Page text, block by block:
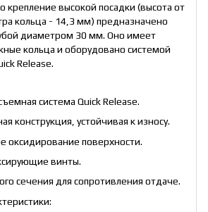
крепление высокой посадки (высота от
кольца - 14,3 мм) предназначено
диаметром 30 мм. Оно имеет
кольца и оборудовано системой
Release.
система Quick Release.
конструкция, устойчивая к износу.
оксидирование поверхности.
винты.
сечения для сопротивления отдаче.